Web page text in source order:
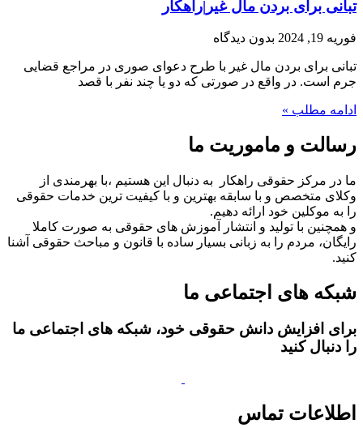
تبانی برای بردن مال غیر|راهکار
فوریه 19, 2024 بدون دیدگاه
تبانی برای بردن مال غیر با طرح دعوای صوری در مراجع قضایی
جرم است. در واقع در صورتی که دو یا چند نفر با قصد
ادامه مطلب »
رسالت و ماموریت ما
ما در مرکز حقوقی راهکار به دنبال این هستیم ،با بهرمندی از
وکلای متخصص و با سابقه بهترین و با کیفیت ترین خدمات حقوقی
را به موکلین خود ارائه دهیم.
و همچنین با تولید و انتشار آموزش های حقوقی به صورت کاملا
رایگان، مردم را به زبانی بسیار ساده با قانون و مباحث حقوقی آشنا
کنید.
شبکه های اجتماعی ما
برای افزایش دانش حقوقی خود، شبکه های اجتماعی ما
را دنبال کنید
اطلاعات تماس